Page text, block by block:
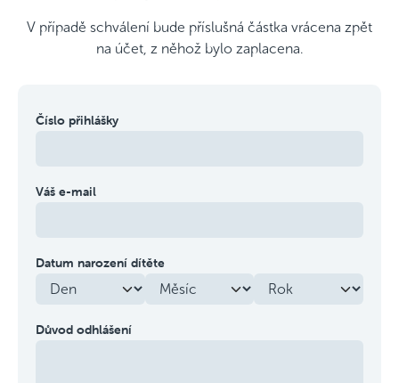
V případě schválení bude příslušná částka vrácena zpět
na účet, z něhož bylo zaplacena.
Číslo přihlášky
Váš e-mail
Datum narození dítěte
Důvod odhlášení